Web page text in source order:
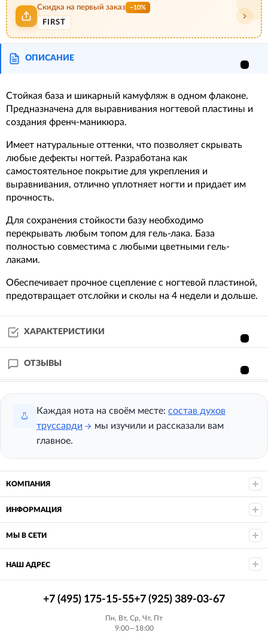
Скидка на первый заказ −10%
FIRST
ОПИСАНИЕ
Стойкая база и шикарный камуфляж в одном флаконе.
Предназначена для выравнивания ногтевой пластины и
создания френч-маникюра.
Имеет натуральные оттенки, что позволяет скрывать
любые дефекты ногтей. Разработана как
самостоятельное покрытие для укрепления и
выравнивания, отлично уплотняет ногти и придает им
прочность.
Для сохранения стойкости базу необходимо
перекрывать любым топом для гель-лака. База
полностью совместима с любыми цветными гель-
лаками.
Обеспечивает прочное сцепление с ногтевой пластиной,
предотвращает отслойки и сколы на 4 недели и дольше.
ХАРАКТЕРИСТИКИ
ОТЗЫВЫ
Каждая нота на своём месте: состав духов
труссарди
мы изучили и рассказали вам
главное.
КОМПАНИЯ
ИНФОРМАЦИЯ
МЫ В СЕТИ
НАШ АДРЕС
+7 (495) 175-15-55+7 (925) 389-03-67
Пн, Вт, Ср, Чт, Пт
9:00—18:00